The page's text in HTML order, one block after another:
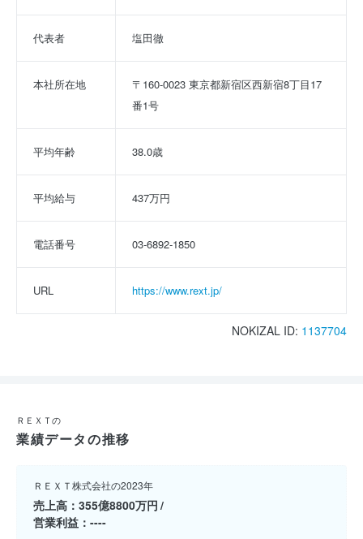
代表者 塩田徹
本社所在地
〒160-0023 東京都新宿区西新宿8丁目17
番1号
平均年齢 38.0歳
平均給与 437万円
電話番号 03-6892-1850
URL https://www.rext.jp/
NOKIZAL ID: 1137704
ＲＥＸＴの
業績データの推移
ＲＥＸＴ株式会社の2023年
売上高
355億8800万円
営業利益
----